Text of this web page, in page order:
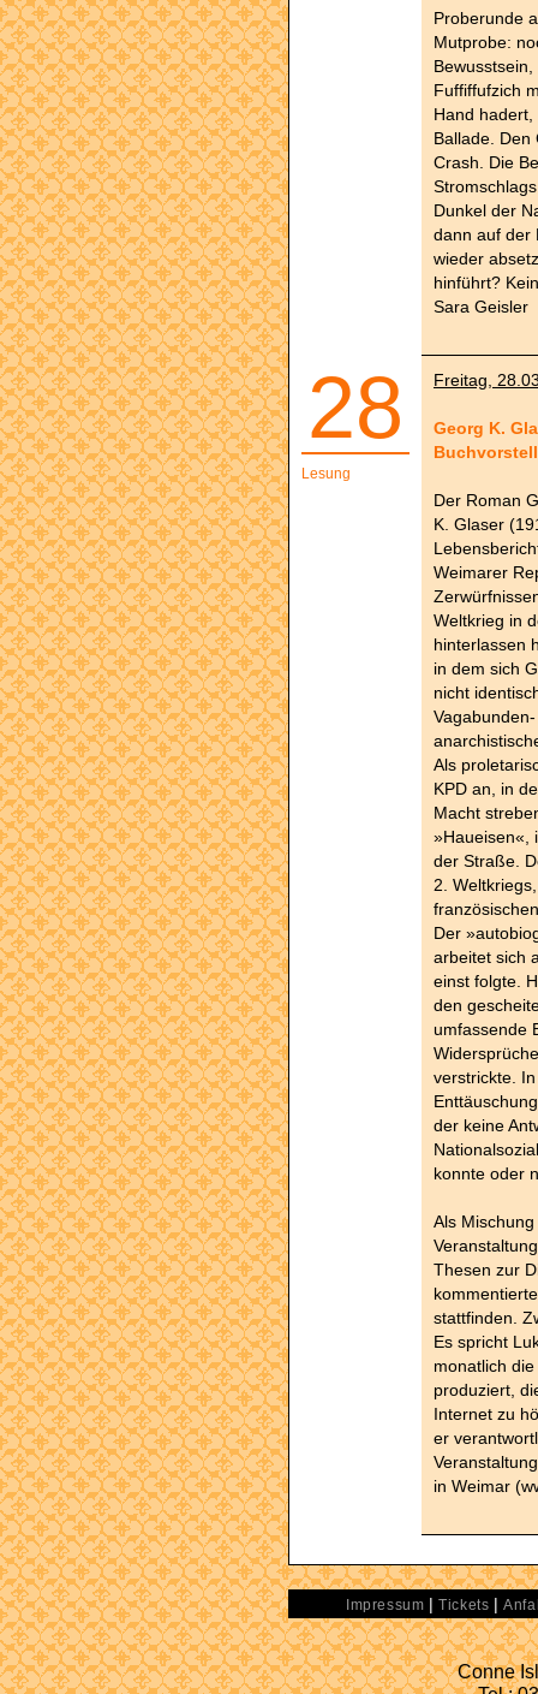
Proberunde
Mutprobe:
Fuffiffufzich
Hand
Ballade. Den
Crash. Die
Dunkel der
dann auf der
wieder
hinführt?
Sara Geisler
28
Lesung
Freitag,
Georg K.
Der Roman
K. Glaser
Weimarer
Weltkrieg in
hinterlassen
in dem sich
nicht
Als
KPD an, in
Macht
»Haueisen«,
der Straße.
2.
Der
arbeitet sich
einst folgte.
den
umfassende
verstrickte.
der keine
konnte oder
Als
Thesen zur
stattfinden.
Es spricht
monatlich
produziert,
Internet zu
er
in Weimar
Impressum |Tickets |
Conne